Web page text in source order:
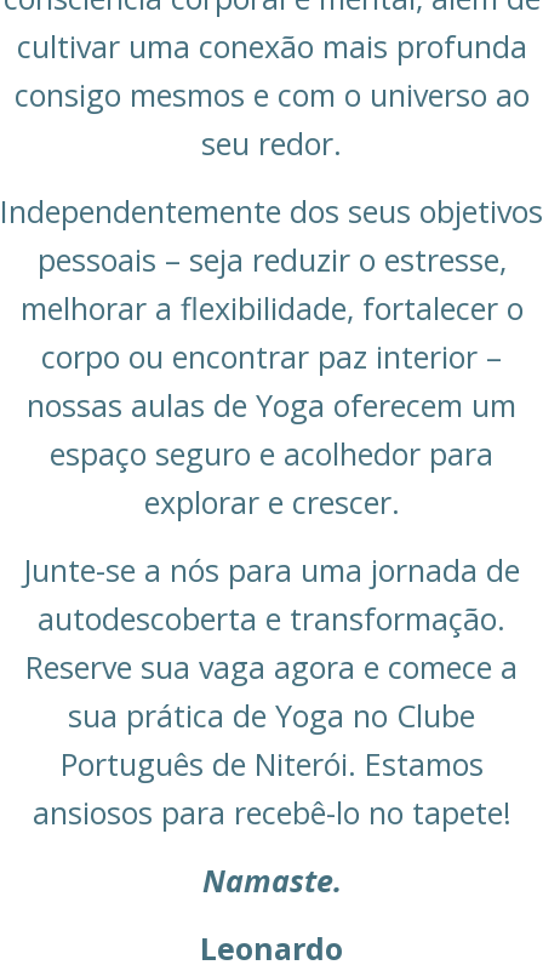
cultivar uma conexão mais profunda
consigo mesmos e com o universo ao
seu redor.
Independentemente dos seus objetivos
pessoais – seja reduzir o estresse,
melhorar a flexibilidade, fortalecer o
corpo ou encontrar paz interior –
nossas aulas de Yoga oferecem um
espaço seguro e acolhedor para
explorar e crescer.
Junte-se a nós para uma jornada de
autodescoberta e transformação.
Reserve sua vaga agora e comece a
sua prática de Yoga no Clube
Português de Niterói. Estamos
ansiosos para recebê-lo no tapete!
Namaste.
Leonardo